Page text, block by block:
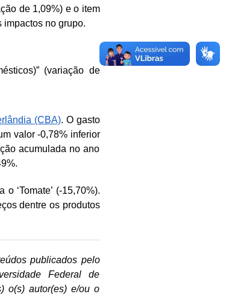
de 1,09%) e o item
impactos no grupo.
(variação de
(CBA). O gasto
valor -0,78% inferior
acumulada no ano
‘Tomate’ (-15,70%).
dentre os produtos
publicados pelo
Federal de
o(s) autor(es) e/ou o